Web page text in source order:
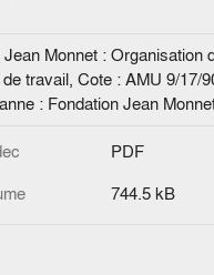
Jean Monnet : Organisation
travail, Cote : AMU 9/17/
: Fondation Jean
PDF
744.5 kB